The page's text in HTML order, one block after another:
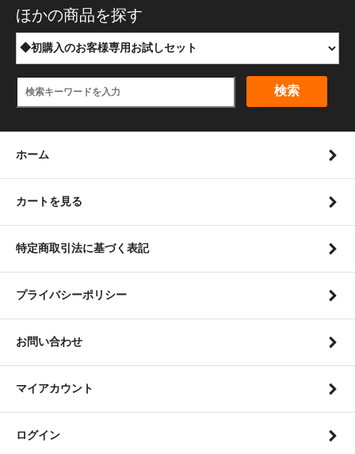
ほかの商品を探す
検索
ホーム
カートを見る
特定商取引法に基づく表記
プライバシーポリシー
お問い合わせ
マイアカウント
ログイン